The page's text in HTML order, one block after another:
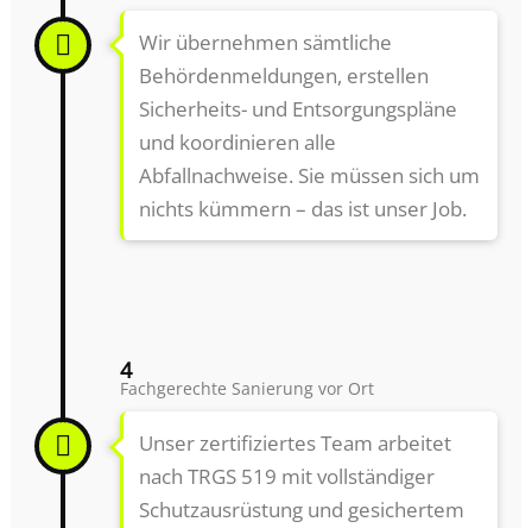
Wir übernehmen sämtliche
Behördenmeldungen, erstellen
Sicherheits- und Entsorgungspläne
und koordinieren alle
Abfallnachweise. Sie müssen sich um
nichts kümmern – das ist unser Job.
4
Fachgerechte Sanierung vor Ort
Unser zertifiziertes Team arbeitet
nach TRGS 519 mit vollständiger
Schutzausrüstung und gesichertem